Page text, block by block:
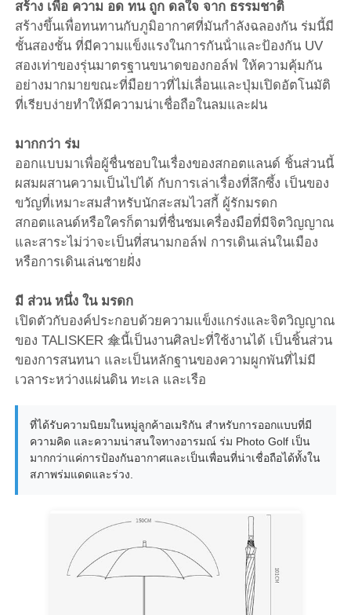
ร่มกันแสง UV
ร่มเด็ก
ร่มชายหาด
ร่มสร้างสรรค์
สร้าง เพื่อ ความ อด ทน ถูก ดลใจ จาก ธรรมชาติ
สร้างขึ้นเพื่อทนทานกับภูมิอากาศที่มันกําลังฉลองกัน ร่มนี้มี
ชั้นสองชั้น ที่มีความแข็งแรงในการกันน้ําและป้องกัน UV
สองเท่าของรุ่นมาตรฐานขนาดของกอล์ฟ ให้ความคุ้มกัน
อย่างมากมายขณะที่มือยาวที่ไม่เลื่อนและปุ่มเปิดอัตโนมัติ
ที่เรียบง่ายทําให้มีความน่าเชื่อถือในลมและฝน
มากกว่า ร่ม
ออกแบบมาเพื่อผู้ชื่นชอบในเรื่องของสกอตแลนด์ ชิ้นส่วนนี้
ผสมผสานความเป็นไปได้ กับการเล่าเรื่องที่ลึกซึ้ง เป็นของ
ขวัญที่เหมาะสมสําหรับนักสะสมไวสกี้ ผู้รักมรดก
สกอตแลนด์หรือใครก็ตามที่ชื่นชมเครื่องมือที่มีจิตวิญญาณ
และสาระไม่ว่าจะเป็นที่สนามกอล์ฟ การเดินเล่นในเมือง
หรือการเดินเล่นชายฝั่ง
มี ส่วน หนึ่ง ใน มรดก
เปิดตัวกับองค์ประกอบด้วยความแข็งแกร่งและจิตวิญญาณ
ของ TALISKER 傘นี้เป็นงานศิลปะที่ใช้งานได้ เป็นชิ้นส่วน
ของการสนทนา และเป็นหลักฐานของความผูกพันที่ไม่มี
เวลาระหว่างแผ่นดิน ทะเล และเรือ
ที่ได้รับความนิยมในหมู่ลูกค้าอเมริกัน สําหรับการออกแบบที่มี
ความคิด และความน่าสนใจทางอารมณ์ ร่ม Photo Golf เป็น
มากกว่าแค่การป้องกันอากาศและเป็นเพื่อนที่น่าเชื่อถือได้ทั้งใน
สภาพร่มแดดและร่วง.